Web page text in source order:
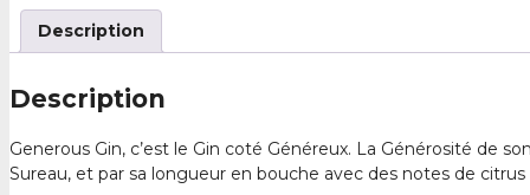
Description
Description
Generous Gin, c’est le Gin coté Généreux. La Générosité de
Sureau, et par sa longueur en bouche avec des notes de